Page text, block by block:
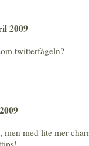
2009
twitterfågeln?
men med lite mer